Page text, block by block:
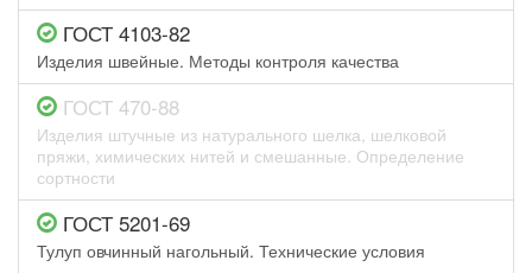
ГОСТ 4103-82
Изделия швейные. Методы контроля качества
ГОСТ 470-88
Изделия штучные из натурального шелка, шелковой
пряжи, химических нитей и смешанные. Определение
сортности
ГОСТ 5201-69
Тулуп овчинный нагольный. Технические условия